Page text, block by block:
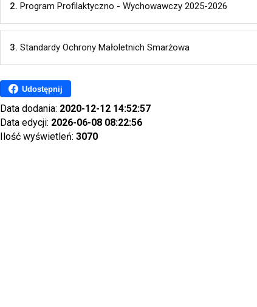
2. Program Profilaktyczno - Wychowawczy 2025-2026
3. Standardy Ochrony Małoletnich Smarżowa
Udostępnij
Data dodania: 2020-12-12 14:52:57
Data edycji: 2026-06-08 08:22:56
Ilość wyświetleń: 3070